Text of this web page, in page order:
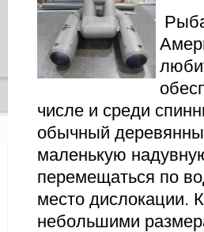
числе и среди
обычный
маленькую
перемещаться по
место дислокации.
небольшими